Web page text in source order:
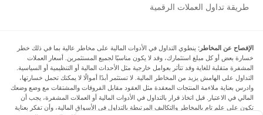
طريقة تداول العملات الرقمية
الإفصاح عن المخاطر: ينطوي التداول في الأدوات المالية على مخاطر عالية بما في ذلك خطر
خسارة بعض أو كل مبلغ استثمارك، وقد لا يكون مناسبًا لجميع المستثمرين. أسعار العملات
المشفرة متقلبة للغاية وقد تتأثر بعوامل خارجية مثل الأحداث المالية أو التنظيمية أو السياسية.
التداول على الهامش يزيد من المخاطر المالية. لا تستثمر أبدًا أموالًا لا يمكنك تحمل خسارتها،
وادرس بعناية ملاءمة المنتجات المعقدة مثل العقود مقابل الفروقات والمشتقات مع وضع وضعك
المالي في الاعتبار. قبل اتخاذ قرار بالتداول في الأدوات المالية أو العملات المشفرة، يجب أن
تكون على علم تام بالمخاطر والتكاليف المرتبطة بالتداول في الأسواق المالية، وأن تفكر بعناية